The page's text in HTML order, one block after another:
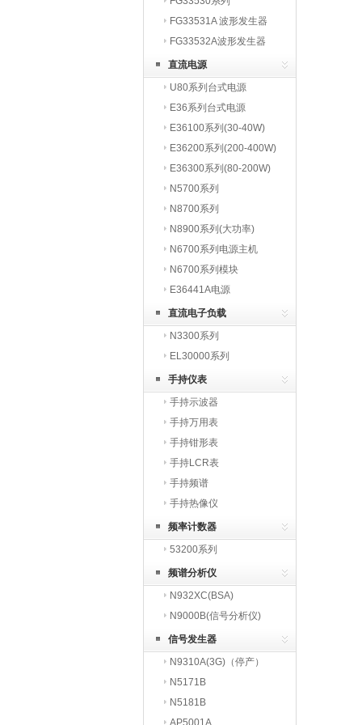
FG33531A 波形发生器
FG33532A波形发生器
直流电源
U80系列台式电源
E36系列台式电源
E36100系列(30-40W)
E36200系列(200-400W)
E36300系列(80-200W)
N5700系列
N8700系列
N8900系列(大功率)
N6700系列电源主机
N6700系列模块
E36441A电源
直流电子负载
N3300系列
EL30000系列
手持仪表
手持示波器
手持万用表
手持钳形表
手持LCR表
手持频谱
手持热像仪
频率计数器
53200系列
频谱分析仪
N932XC(BSA)
N9000B(信号分析仪)
信号发生器
N9310A(3G)（停产）
N5171B
N5181B
AP5001A